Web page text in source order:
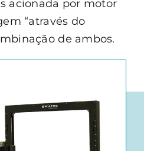
acionada por motor
“através do
de ambos.